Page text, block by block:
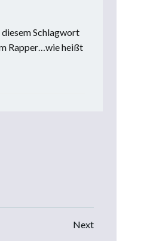
Schlagwort
Rapper…wie heißt
Posts
Next